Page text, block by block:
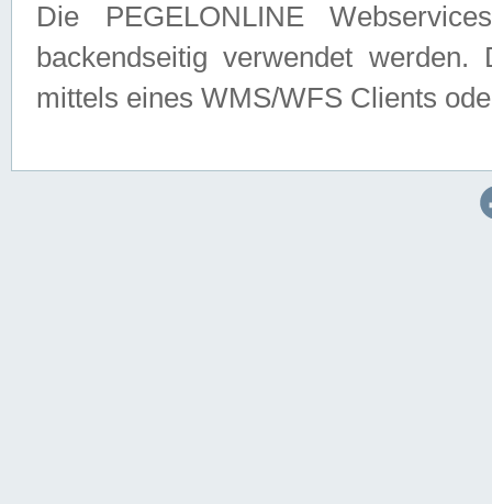
Die PEGELONLINE
backendseitig verwendet
mittels eines WMS/WFS Clients